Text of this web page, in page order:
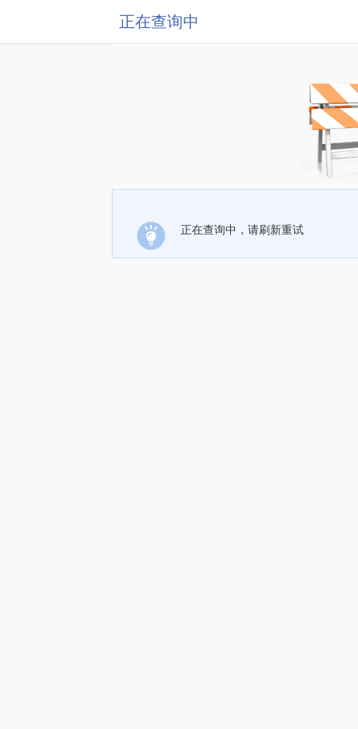
正在查询中
正在查询中，请刷新重试